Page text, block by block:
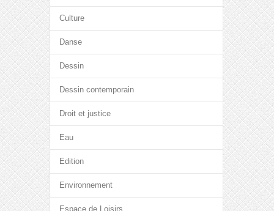
Culture
Danse
Dessin
Dessin contemporain
Droit et justice
Eau
Edition
Environnement
Espace de Loisirs